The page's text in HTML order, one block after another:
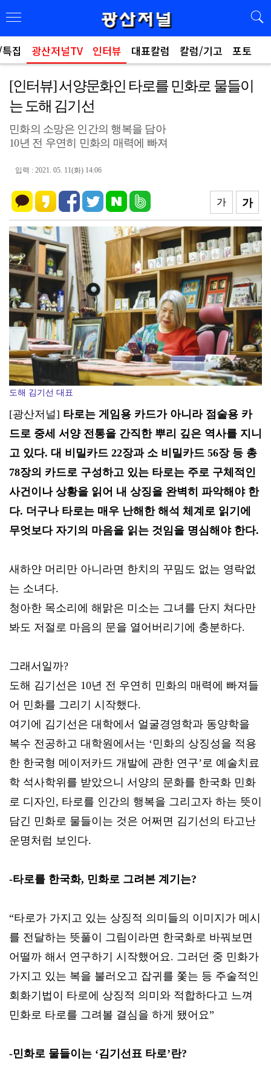
집 광산저널TV 인터뷰 대표칼럼 칼럼/기고 포토
[인터뷰] 서양문화인 타로를 민화로 물들이
는 도해 김기선
민화의 소망은 인간의 행복을 담아
10년 전 우연히 민화의 매력에 빠져
입력 : 2021. 05. 11(화) 14:06
가
가
도해 김기선 대표
[광산저널] 타로는 게임용 카드가 아니라 점술용 카
드로 중세 서양 전통을 간직한 뿌리 깊은 역사를 지니
고 있다. 대 비밀카드 22장과 소 비밀카드 56장 등 총
78장의 카드로 구성하고 있는 타로는 주로 구체적인
사건이나 상황을 읽어 내 상징을 완벽히 파악해야 한
다. 더구나 타로는 매우 난해한 해석 체계로 읽기에
무엇보다 자기의 마음을 읽는 것임을 명심해야 한다.
새하얀 머리만 아니라면 한치의 꾸밈도 없는 영락없
는 소녀다.
청아한 목소리에 해맑은 미소는 그녀를 단지 쳐다만
봐도 저절로 마음의 문을 열어버리기에 충분하다.
그래서일까?
도해 김기선은 10년 전 우연히 민화의 매력에 빠져들
어 민화를 그리기 시작했다.
여기에 김기선은 대학에서 얼굴경영학과 동양학을
복수 전공하고 대학원에서는 ‘민화의 상징성을 적용
한 한국형 메이저카드 개발에 관한 연구’로 예술치료
학 석사학위를 받았으니 서양의 문화를 한국화 민화
로 디자인, 타로를 인간의 행복을 그리고자 하는 뜻이
담긴 민화로 물들이는 것은 어쩌면 김기선의 타고난
운명처럼 보인다.
-타로를 한국화, 민화로 그려본 계기는?
“타로가 가지고 있는 상징적 의미들의 이미지가 메시
를 전달하는 뜻풀이 그림이라면 한국화로 바꿔보면
어떨까 해서 연구하기 시작했어요. 그러던 중 민화가
가지고 있는 복을 불러오고 잡귀를 쫓는 등 주술적인
회화기법이 타로에 상징적 의미와 적합하다고 느껴
민화로 타로를 그려볼 결심을 하게 됐어요”
-민화로 물들이는 ‘김기선표 타로’란?